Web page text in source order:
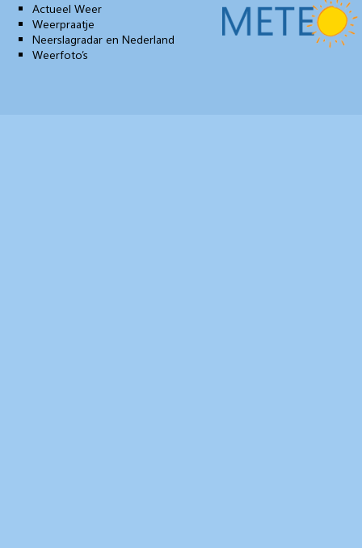
Actueel Weer
Weerpraatje
Neerslagradar en Nederland
Weerfoto’s